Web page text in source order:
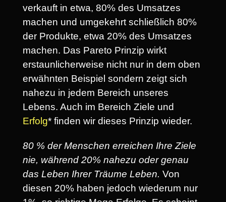
verkauft in etwa, 80% des Umsatzes
machen und umgekehrt schließlich 80%
der Produkte, etwa 20% des Umsatzes
machen. Das Pareto Prinzip wirkt
erstaunlicherweise nicht nur in dem oben
erwähnten Beispiel sondern zeigt sich
nahezu in jedem Bereich unseres
Lebens. Auch im Bereich Ziele und
Erfolg* finden wir dieses Prinzip wieder.
80 % der Menschen erreichen Ihre Ziele
nie, während 20% nahezu oder genau
das Leben Ihrer Träume Leben. Von
diesen 20% haben jedoch wiederum nur